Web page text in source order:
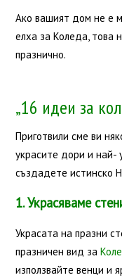
Ако вашият дом не е
елха за Коледа, това
празнично.
„16 идеи за
Приготвили сме ви
украсите дори и най-
създадете истинско
1. Украсяваме
Украсата на празни
празничен вид за
използвайте венци и